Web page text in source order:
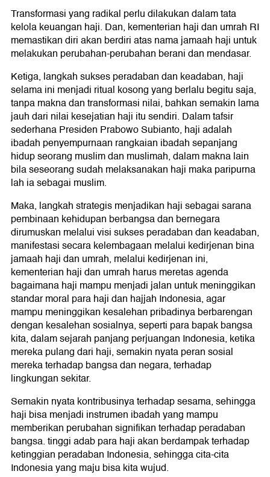
Transformasi yang radikal perlu dilakukan dalam tata
kelola keuangan haji. Dan, kementerian haji dan umrah RI
memastikan diri akan berdiri atas nama jamaah haji untuk
melakukan perubahan-perubahan berani dan mendasar.
Ketiga, langkah sukses peradaban dan keadaban, haji
selama ini menjadi ritual kosong yang berlalu begitu saja,
tanpa makna dan transformasi nilai, bahkan semakin lama
jauh dari nilai kesejatian haji itu sendiri. Dalam tafsir
sederhana Presiden Prabowo Subianto, haji adalah
ibadah penyempurnaan rangkaian ibadah sepanjang
hidup seorang muslim dan muslimah, dalam makna lain
bila seseorang sudah melaksanakan haji maka paripurna
lah ia sebagai muslim.
Maka, langkah strategis menjadikan haji sebagai sarana
pembinaan kehidupan berbangsa dan bernegara
dirumuskan melalui visi sukses peradaban dan keadaban,
manifestasi secara kelembagaan melalui kedirjenan bina
jamaah haji dan umrah, melalui kedirjenan ini,
kementerian haji dan umrah harus meretas agenda
bagaimana haji mampu menjadi jalan untuk meninggikan
standar moral para haji dan hajjah Indonesia, agar
mampu meninggikan kesalehan pribadinya berbarengan
dengan kesalehan sosialnya, seperti para bapak bangsa
kita, dalam sejarah panjang perjuangan Indonesia, ketika
mereka pulang dari haji, semakin nyata peran sosial
mereka terhadap bangsa dan negara, terhadap
lingkungan sekitar.
Semakin nyata kontribusinya terhadap sesama, sehingga
haji bisa menjadi instrumen ibadah yang mampu
memberikan perubahan signifikan terhadap peradaban
bangsa. tinggi adab para haji akan berdampak terhadap
ketinggian peradaban Indonesia, sehingga cita-cita
Indonesia yang maju bisa kita wujud.